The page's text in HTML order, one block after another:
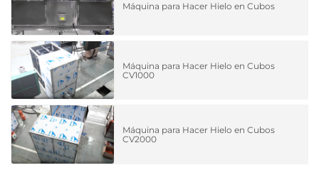
Máquina para Hacer Hielo en Cubos
Máquina para Hacer Hielo en Cubos
CV1000
Máquina para Hacer Hielo en Cubos
CV2000